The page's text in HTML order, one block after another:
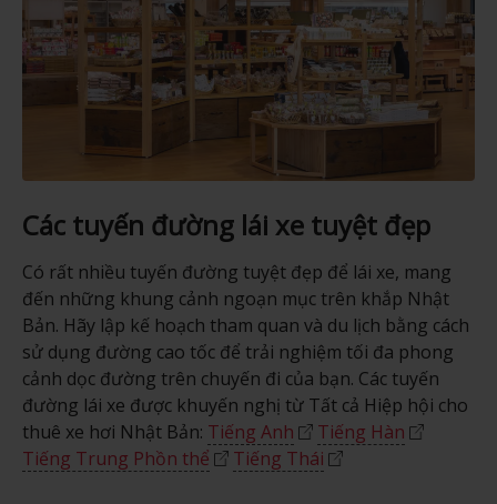
Các tuyến đường lái xe tuyệt đẹp
Có rất nhiều tuyến đường tuyệt đẹp để lái xe, mang
đến những khung cảnh ngoạn mục trên khắp Nhật
Bản. Hãy lập kế hoạch tham quan và du lịch bằng cách
sử dụng đường cao tốc để trải nghiệm tối đa phong
cảnh dọc đường trên chuyến đi của bạn. Các tuyến
đường lái xe được khuyến nghị từ Tất cả Hiệp hội cho
thuê xe hơi Nhật Bản: Tiếng Anh
Tiếng Hàn
Tiếng Trung Phồn thể
Tiếng Thái